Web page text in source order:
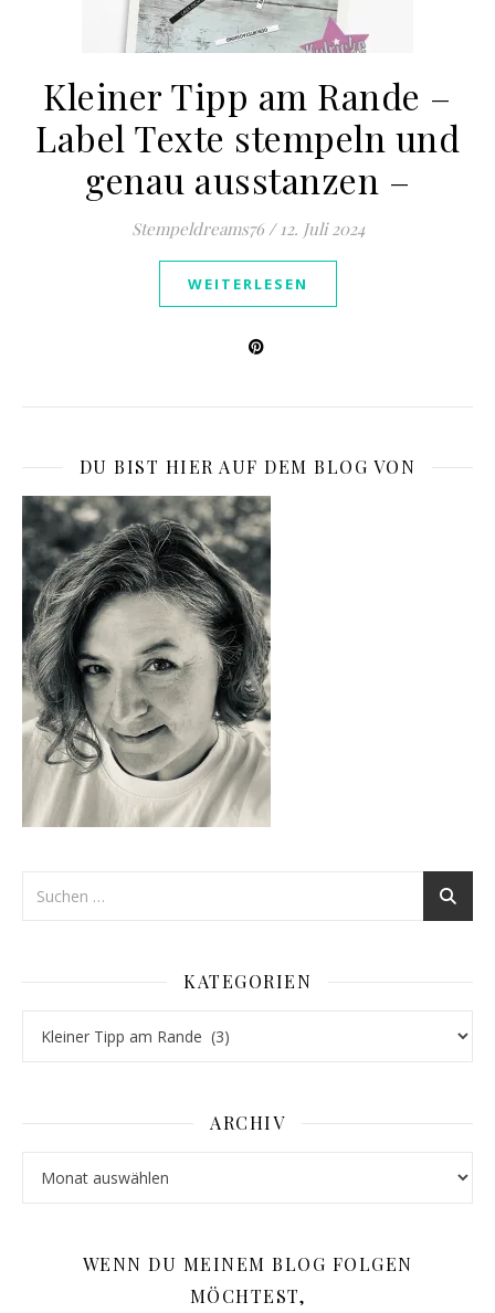
Kleiner Tipp am Rande –
Label Texte stempeln und
genau ausstanzen –
Stempeldreams76 / 12. Juli 2024
WEITERLESEN
DU BIST HIER AUF DEM BLOG VON
KATEGORIEN
ARCHIV
WENN DU MEINEM BLOG FOLGEN
MÖCHTEST,